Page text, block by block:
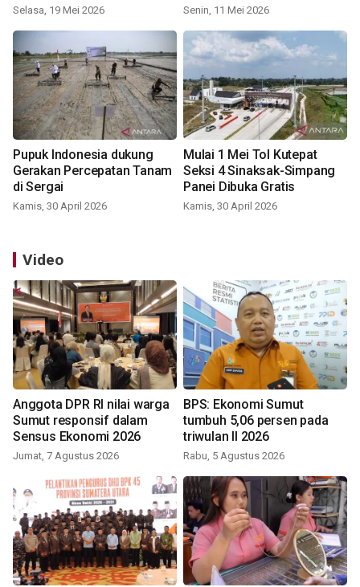
Selasa, 19 Mei 2026 Senin, 11 Mei 2026
Pupuk Indonesia dukung
Gerakan Percepatan Tanam
di Sergai
Kamis, 30 April 2026
Mulai 1 Mei Tol Kutepat
Seksi 4 Sinaksak-Simpang
Panei Dibuka Gratis
Kamis, 30 April 2026
Video
Anggota DPR RI nilai warga
Sumut responsif dalam
Sensus Ekonomi 2026
Jumat, 7 Agustus 2026
BPS: Ekonomi Sumut
tumbuh 5,06 persen pada
triwulan II 2026
Rabu, 5 Agustus 2026